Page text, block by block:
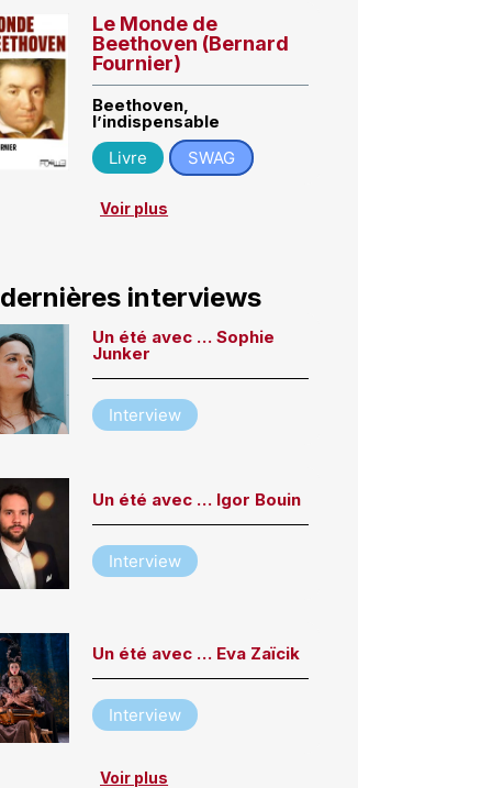
Le Monde de
Beethoven (Bernard
Fournier)
Beethoven,
l’indispensable
Livre
SWAG
Voir plus
interviews
Un été avec … Sophie
Junker
Interview
Un été avec … Igor Bouin
Interview
Un été avec … Eva Zaïcik
Interview
Voir plus